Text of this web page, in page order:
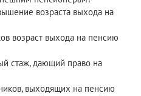
возраста выхода на
возраст выхода на пенсию
стаж, дающий право на
выходящих на пенсию